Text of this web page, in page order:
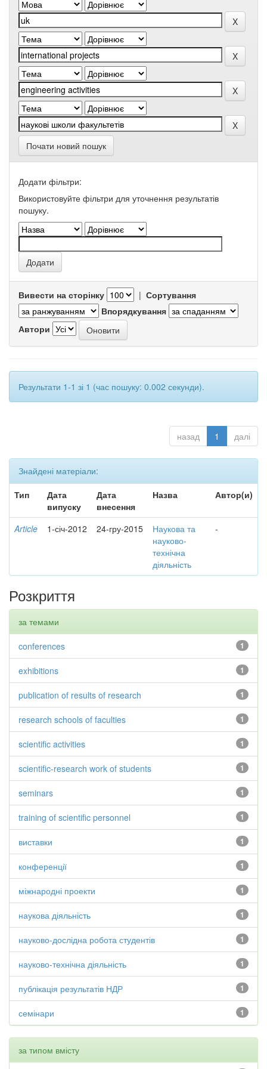
Почати новий пошук
Додати фільтри:
Використовуйте фільтри для уточнення результатів
пошуку.
Вивести на сторінку | Сортування
Впорядкування
Автори
Результати 1-1 зі 1 (час пошуку: 0.002 секунди).
назад 1 далі
Знайдені матеріали:
Тип
Дата
випуску
Дата
внесення
Назва Автор(и)
Article 1-січ-2012 24-гру-2015
Наукова та
науково-
технічна
діяльність
-
Розкриття
за темами
1
conferences
1
exhibitions
1
publication of results of research
1
research schools of faculties
1
scientific activities
1
scientific-research work of students
1
seminars
1
training of scientific personnel
1
виставки
1
конференції
1
міжнародні проекти
1
наукова діяльність
1
науково-дослідна робота студентів
1
науково-технічна діяльність
1
публікація результатів НДР
1
семінари
за типом вмісту